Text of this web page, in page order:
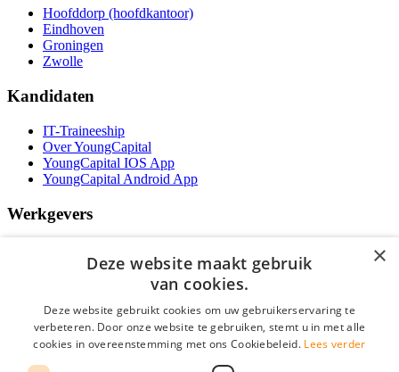
Hoofddorp (hoofdkantoor)
Eindhoven
Groningen
Zwolle
Kandidaten
IT-Traineeship
Over YoungCapital
YoungCapital IOS App
YoungCapital Android App
Werkgevers
Kantoren
Brochure aanvragen
Vacature aanmelden
Bereken uw tarief
×
Deze website maakt gebruik
van cookies.
Deze website gebruikt cookies om uw gebruikerservaring te
verbeteren. Door onze website te gebruiken, stemt u in met alle
cookies in overeenstemming met ons Cookiebeleid. Lees verder